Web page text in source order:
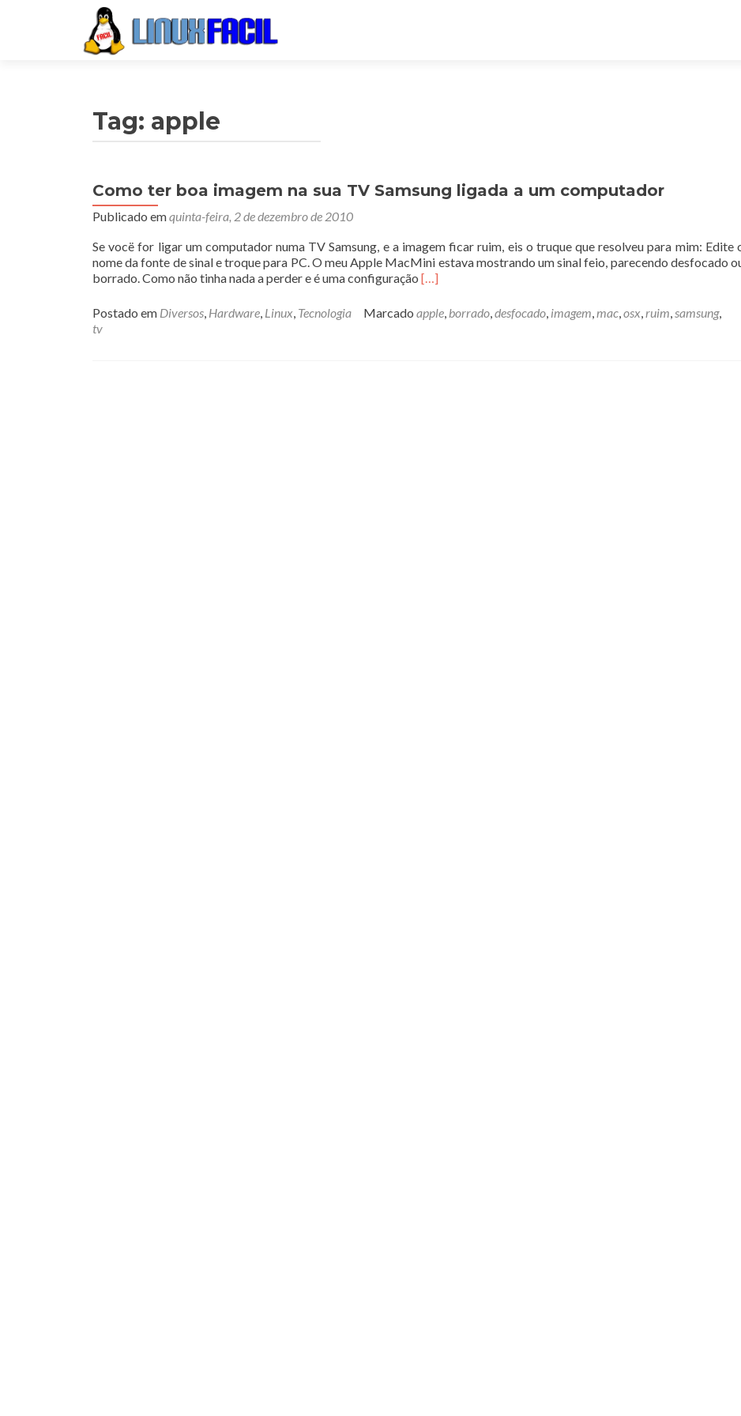
Tag: apple
Como ter boa imagem na sua TV Samsung ligada a um computador
Publicado emquinta-feira, 2 de dezembro de 2010
Se vocë for ligar um computador numa TV Samsung, e a imagem ficar ruim, eis o truque que resolveu para mim: Edite
nome da fonte de sinal e troque para PC. O meu Apple MacMini estava mostrando um sinal feio, parecendo desfocado
borrado. Como não tinha nada a perder e é uma configuração Leia
sobreComo
ter
[…]
Postado em Diversos, Hardware, Linux, Tecnologia Marcado apple, borrado,desfocado, imagem,mac,osx,ruim,samsung,
tv